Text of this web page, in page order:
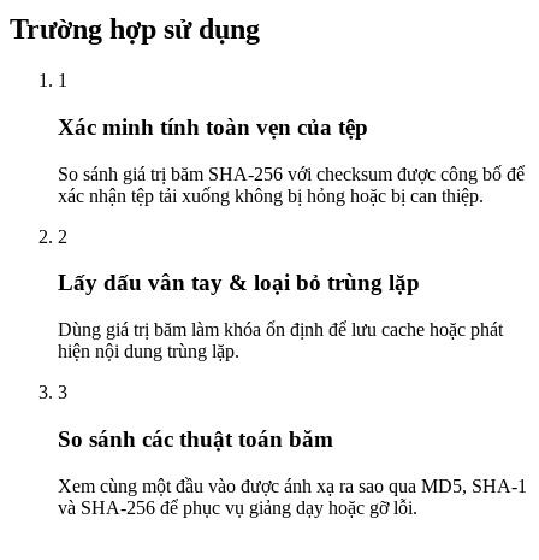
Trường hợp sử dụng
1
Xác minh tính toàn vẹn của tệp
So sánh giá trị băm SHA-256 với checksum được công bố để
xác nhận tệp tải xuống không bị hỏng hoặc bị can thiệp.
2
Lấy dấu vân tay & loại bỏ trùng lặp
Dùng giá trị băm làm khóa ổn định để lưu cache hoặc phát
hiện nội dung trùng lặp.
3
So sánh các thuật toán băm
Xem cùng một đầu vào được ánh xạ ra sao qua MD5, SHA-1
và SHA-256 để phục vụ giảng dạy hoặc gỡ lỗi.